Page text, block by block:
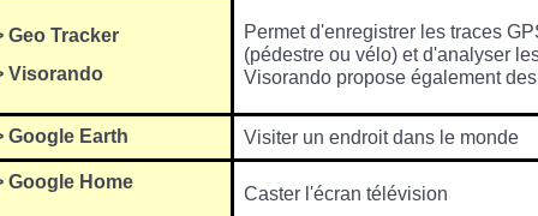
Geo Tracker
Visorando
Permet d'enregistrer les traces
(pédestre ou vélo) et d'analyser
Visorando propose également
Google Earth Visiter un endroit dans le monde
Google Home
Caster l'écran télévision